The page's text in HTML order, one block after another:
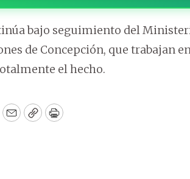
bajo seguimiento del
de Concepción, que trabajan
el hecho.
EmailCopyPrint